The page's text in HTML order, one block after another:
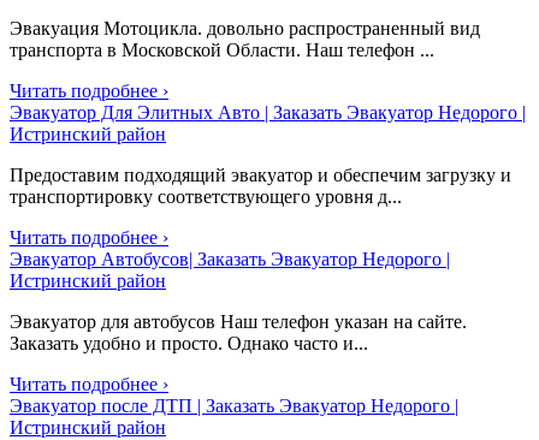
Эвакуация Мотоцикла. довольно распространенный вид
транспорта в Московской Области. Наш телефон ...
Читать подробнее ›
Эвакуатор Для Элитных Авто | Заказать Эвакуатор Недорого |
Истринский район
Предоставим подходящий эвакуатор и обеспечим загрузку и
транспортировку соответствующего уровня д...
Читать подробнее ›
Эвакуатор Автобусов| Заказать Эвакуатор Недорого |
Истринский район
Эвакуатор для автобусов Наш телефон указан на сайте.
Заказать удобно и просто. Однако часто и...
Читать подробнее ›
Эвакуатор после ДТП | Заказать Эвакуатор Недорого |
Истринский район